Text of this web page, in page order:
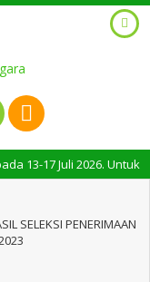
2026. Untuk murid
SELEKSI PENERIMAAN